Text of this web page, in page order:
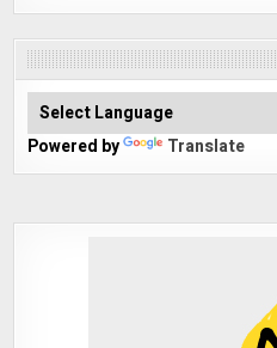
Powered by Translate